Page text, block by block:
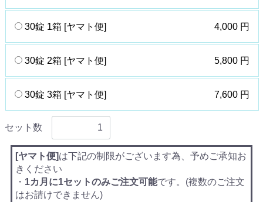
30錠 1箱 [ヤマト便] 4,000 円
30錠 2箱 [ヤマト便] 5,800 円
30錠 3箱 [ヤマト便] 7,600 円
セット数
[ヤマト便]は下記の制限がございます為、予めご承知お
きください
・ 1カ月に1セットのみご注文可能です。(複数のご注文
はお請けできません)